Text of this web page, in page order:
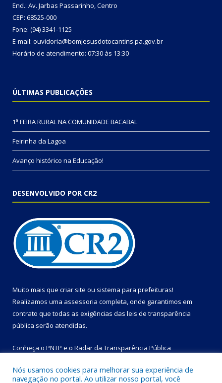
End.: Av. Jarbas Passarinho, Centro
CEP: 68525-000
Fone: (94) 3341-1125
E-mail: ouvidoria@bomjesusdotocantins.pa.gov.br
Horário de atendimento: 07:30 às 13:30
ÚLTIMAS PUBLICAÇÕES
1ª FEIRA RURAL NA COMUNIDADE BACABAL
Feirinha da Lagoa
Avanço histórico na Educação!
DESENVOLVIDO POR CR2
Muito mais que criar site ou sistema para prefeituras!
Realizamos uma assessoria completa, onde garantimos em
contrato que todas as exigências das leis de transparência
pública serão atendidas.
Conheça o PNTP e o Radar da Transparência Pública
Nós usamos cookies para melhorar sua experiência de
navegação no portal. Ao utilizar nosso portal, você